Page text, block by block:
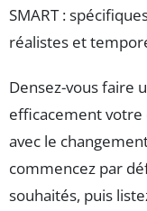
SMART :
réalistes et
Densez-vous faire
efficacement
avec le
commencez par
souhaités, puis